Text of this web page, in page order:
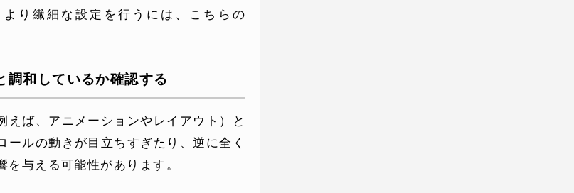
り繊細な設定を行うには、こちらの
調和しているか確認する
ば、アニメーションやレイアウト）と
ルの動きが目立ちすぎたり、逆に全く
与える可能性があります。